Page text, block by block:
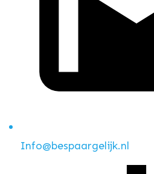
Info@bespaargelijk.nl